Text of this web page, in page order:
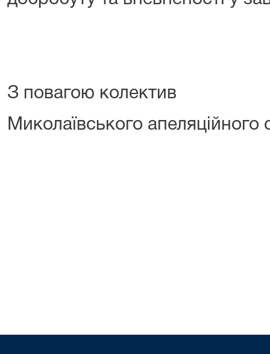
З повагою колектив
Миколаївського апеляційного